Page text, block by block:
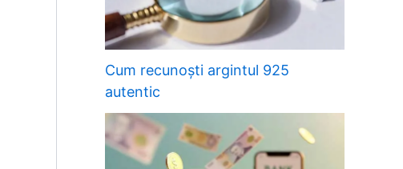
Cum recunoști argintul 925
autentic